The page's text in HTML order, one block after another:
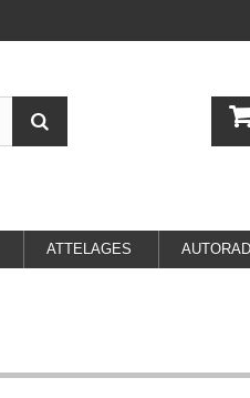
ATTELAGES